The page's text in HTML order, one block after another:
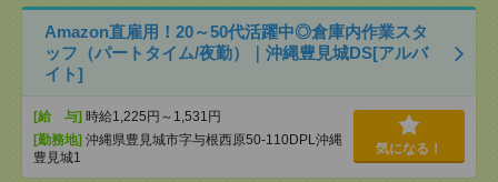
Amazon直雇用！20～50代活躍中◎倉庫内作業スタ
ッフ（パートタイム/夜勤）｜沖縄豊見城DS[アルバ
イト]
[給 与] 時給1,225円～1,531円
[勤務地] 沖縄県豊見城市字与根西原50-110DPL沖縄
豊見城1
気になる！